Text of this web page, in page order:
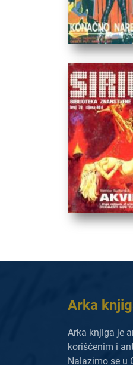
Arka
Arka knjiga je
korišćenim i
Nalazimo se u